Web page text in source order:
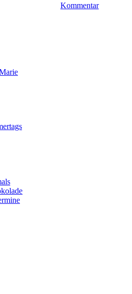
Kommentar